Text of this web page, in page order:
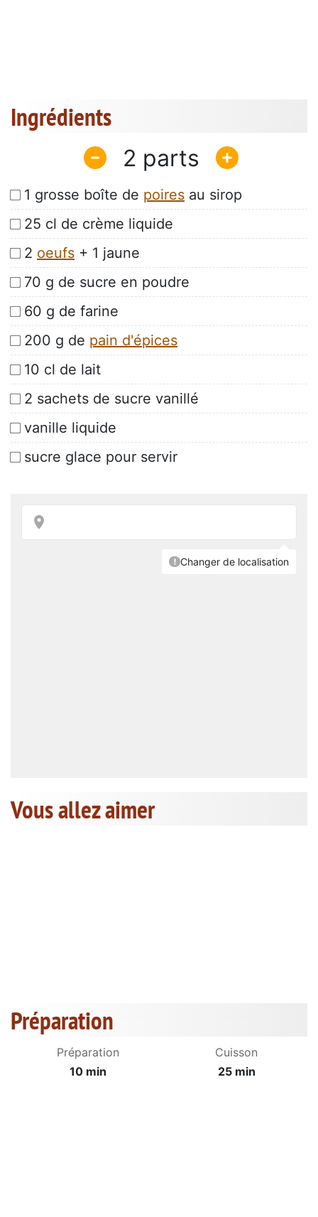
Ingrédients
2
1 grosse boîte de poires au sirop
25 cl de crème liquide
2 oeufs + 1 jaune
70 g de sucre en poudre
60 g de farine
200 g de pain d'épices
10 cl de lait
2 sachets de sucre vanillé
vanille liquide
sucre glace pour servir
Vous allez aimer
Préparation
Préparation
10 min
Cuisson
25 min